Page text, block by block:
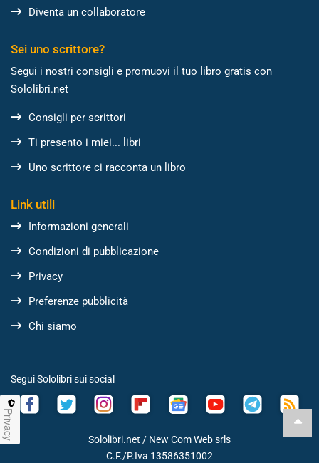
Diventa un collaboratore
Sei uno scrittore?
Segui i nostri consigli e promuovi il tuo libro gratis con
Sololibri.net
Consigli per scrittori
Ti presento i miei... libri
Uno scrittore ci racconta un libro
Link utili
Informazioni generali
Condizioni di pubblicazione
Privacy
Preferenze pubblicità
Chi siamo
Segui Sololibri sui social
Sololibri.net / New Com Web srls
C.F./P.Iva 13586351002
Privacy